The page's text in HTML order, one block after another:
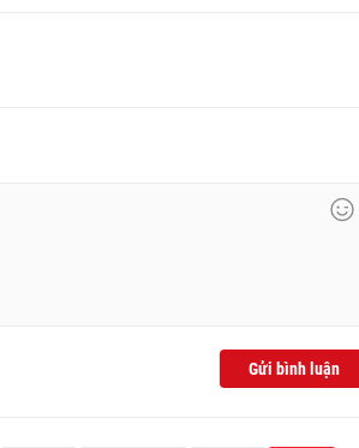
Gửi bình luận